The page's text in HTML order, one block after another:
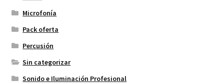
Microfonía
Pack oferta
Percusión
Sin categorizar
Sonido e Iluminación Profesional